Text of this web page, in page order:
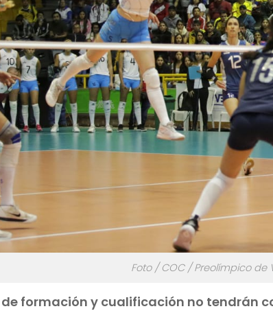
Foto / COC / Preolímpico de
de formación y cualificación no tendrán